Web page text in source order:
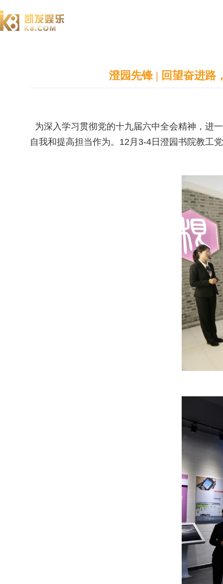
澄园先锋 | 回望奋进
为深入学习贯彻党的十九届六中全会精神，进
自我和提高担当作为。12月3-4日澄园书院教工